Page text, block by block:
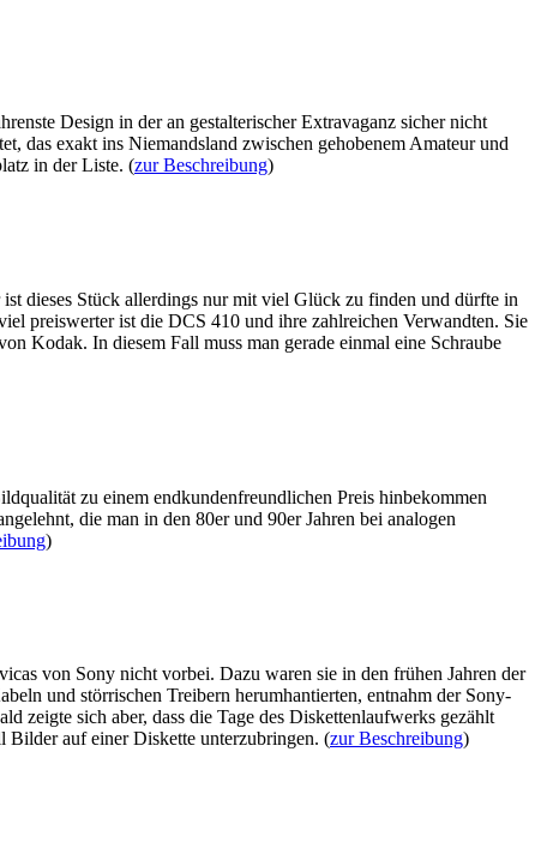
Design in der an gestalterischer Extravaganz sicher nicht
das exakt ins Niemandsland zwischen gehobenem Amateur und
in der Liste. (zur Beschreibung)
dieses Stück allerdings nur mit viel Glück zu finden und dürfte in
preiswerter ist die DCS 410 und ihre zahlreichen Verwandten. Sie
Kodak. In diesem Fall muss man gerade einmal eine Schraube
zu einem endkundenfreundlichen Preis hinbekommen
die man in den 80er und 90er Jahren bei analogen
)
von Sony nicht vorbei. Dazu waren sie in den frühen Jahren der
und störrischen Treibern herumhantierten, entnahm der Sony-
zeigte sich aber, dass die Tage des Diskettenlaufwerks gezählt
Bilder auf einer Diskette unterzubringen. (zur Beschreibung)